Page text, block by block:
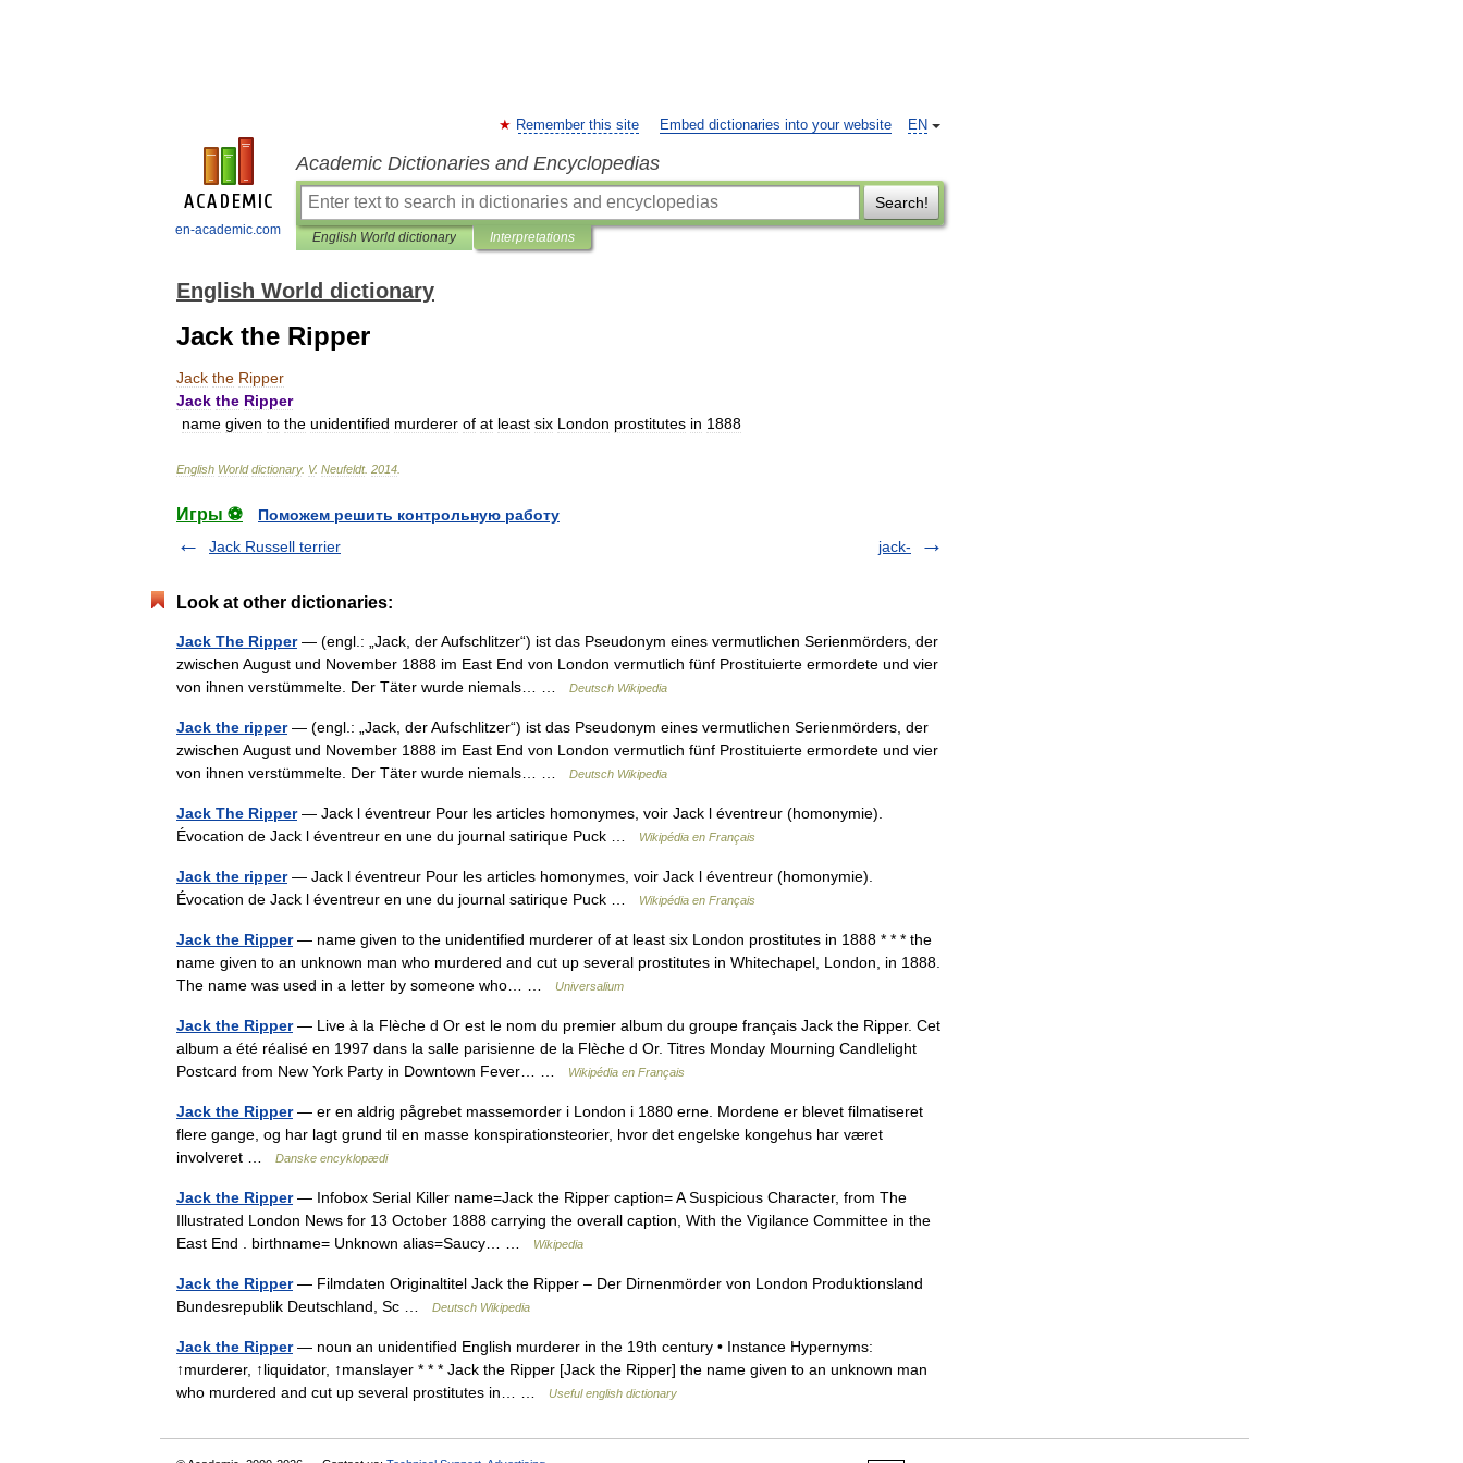
en-academic.com
EN
Remember this site Embed dictionaries into your website
Academic Dictionaries and Encyclopedias
Search!
English World dictionary Interpretations
English World dictionary
Jack the Ripper
Jack the Ripper
Jack the Ripper
name given to the unidentified murderer of at least six London prostitutes in 1888
English World dictionary. V. Neufeldt. 2014
Игры ⚽
Поможем решить контрольную работу
Jack Russell terrier
jack-
Look at other dictionaries:
Jack The Ripper— (engl.: „Jack, der Aufschlitzer“) ist das Pseudonym eines vermutlichen Serienmörders, der
zwischen August und November 1888 im East End von London vermutlich fünf Prostituierte ermordete und vier
von ihnen verstümmelte. Der Täter wurde niemals… …
Deutsch Wikipedia
Jack the ripper— (engl.: „Jack, der Aufschlitzer“) ist das Pseudonym eines vermutlichen Serienmörders, der
zwischen August und November 1888 im East End von London vermutlich fünf Prostituierte ermordete und vier
von ihnen verstümmelte. Der Täter wurde niemals… …
Deutsch Wikipedia
Jack The Ripper— Jack l éventreur Pour les articles homonymes, voir Jack l éventreur (homonymie).
Évocation de Jack l éventreur en une du journal satirique Puck …
Wikipédia en Français
Jack the ripper— Jack l éventreur Pour les articles homonymes, voir Jack l éventreur (homonymie).
Évocation de Jack l éventreur en une du journal satirique Puck …
Wikipédia en Français
Jack the Ripper— name given to the unidentified murderer of at least six London prostitutes in 1888 * * * the
name given to an unknown man who murdered and cut up several prostitutes in Whitechapel, London, in 1888.
The name was used in a letter by someone who… …
Universalium
Jack the Ripper— Live à la Flèche d Or est le nom du premier album du groupe français Jack the Ripper. Cet
album a été réalisé en 1997 dans la salle parisienne de la Flèche d Or. Titres Monday Mourning Candlelight
Postcard from New York Party in Downtown Fever… …
Wikipédia en Français
Jack the Ripper— er en aldrig pågrebet massemorder i London i 1880 erne. Mordene er blevet filmatiseret
flere gange, og har lagt grund til en masse konspirationsteorier, hvor det engelske kongehus har været
involveret …
Danske encyklopædi
Jack the Ripper— Infobox Serial Killer name=Jack the Ripper caption= A Suspicious Character, from The
Illustrated London News for 13 October 1888 carrying the overall caption, With the Vigilance Committee in the
East End . birthname= Unknown alias=Saucy… …
Wikipedia
Jack the Ripper— Filmdaten Originaltitel Jack the Ripper – Der Dirnenmörder von London Produktionsland
Bundesrepublik Deutschland, Sc …
Deutsch Wikipedia
Jack the Ripper— noun an unidentified English murderer in the 19th century • Instance Hypernyms:
↑murderer, ↑liquidator, ↑manslayer * * * Jack the Ripper [Jack the Ripper] the name given to an unknown man
who murdered and cut up several prostitutes in… …
Useful english dictionary